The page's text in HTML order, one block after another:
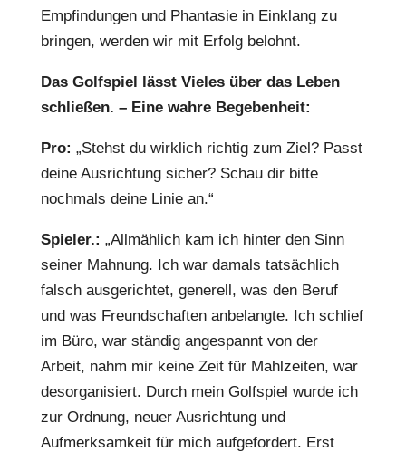
Empfindungen und Phantasie in Einklang zu
bringen, werden wir mit Erfolg belohnt.
Das Golfspiel lässt Vieles über das Leben
schließen. – Eine wahre Begebenheit:
Pro: „Stehst du wirklich richtig zum Ziel? Passt
deine Ausrichtung sicher? Schau dir bitte
nochmals deine Linie an.“
Spieler.: „Allmählich kam ich hinter den Sinn
seiner Mahnung. Ich war damals tatsächlich
falsch ausgerichtet, generell, was den Beruf
und was Freundschaften anbelangte. Ich schlief
im Büro, war ständig angespannt von der
Arbeit, nahm mir keine Zeit für Mahlzeiten, war
desorganisiert. Durch mein Golfspiel wurde ich
zur Ordnung, neuer Ausrichtung und
Aufmerksamkeit für mich aufgefordert. Erst